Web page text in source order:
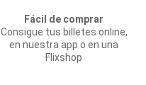
Fácil de comprar
Consigue tus billetes online,
en nuestra app o en una
Flixshop